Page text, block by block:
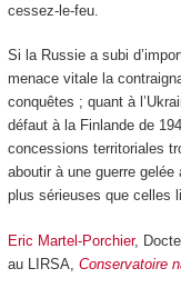
cessez-le-feu.
Si la Russie a subi
menace vitale la
conquêtes ; quant à
défaut à la Finlande de
concessions territoriales
aboutir à une guerre
plus sérieuses que celles
Eric Martel-Porchier,
au LIRSA, Conservatoire